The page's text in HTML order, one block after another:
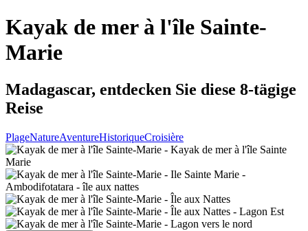
Kayak de mer à l'île Sainte-
Marie
Madagascar, entdecken Sie diese 8-tägige
Reise
PlageNatureAventureHistoriqueCroisière